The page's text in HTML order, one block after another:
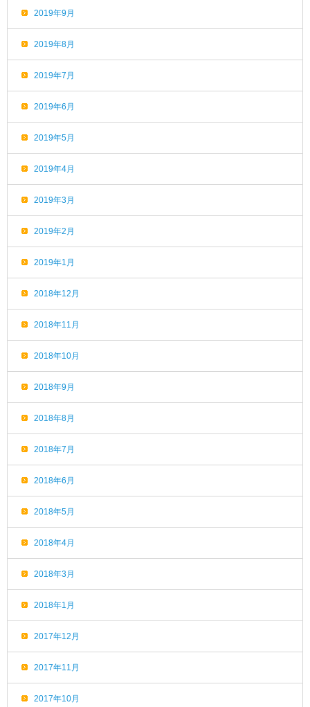
2019年9月
2019年8月
2019年7月
2019年6月
2019年5月
2019年4月
2019年3月
2019年2月
2019年1月
2018年12月
2018年11月
2018年10月
2018年9月
2018年8月
2018年7月
2018年6月
2018年5月
2018年4月
2018年3月
2018年1月
2017年12月
2017年11月
2017年10月